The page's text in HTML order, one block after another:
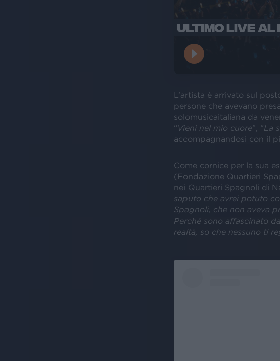
ULTIMO LIVE AL
L’artista è arrivato sul
persone che avevano
solomusicaitaliana da
“Vieni nel mio cuore”, “La
accompagnandosi con il
Come cornice per la sua
(Fondazione Quartieri
nei Quartieri Spagnoli di
saputo che avrei potuto
Spagnoli, che non aveva
Perché sono affascinato
realtà, so che nessuno ti